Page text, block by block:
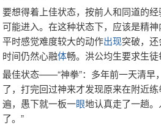
要想得着上佳状态，按前人和同道的
可能进入。在这种状态下，应该是精
平时感觉难度较大的动作出现突破，还
时间仍然心融体畅。洪公均生要求生徒
最佳状态——“神拳”：多年前一天清早
了，打完回过神来才发现原来在附近
遍，愚下就一板一眼地认真走了一趟
了。”